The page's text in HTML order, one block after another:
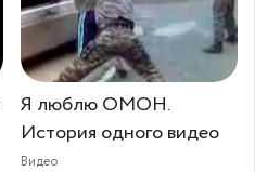
Я люблю ОМОН.
История одного видео
Видео